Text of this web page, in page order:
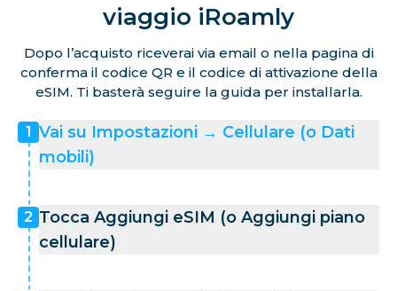
viaggio iRoamly
Dopo l’acquisto riceverai via email o nella pagina di
conferma il codice QR e il codice di attivazione della
eSIM. Ti basterà seguire la guida per installarla.
1 Vai su Impostazioni → Cellulare (o Dati
mobili)
2 Tocca Aggiungi eSIM (o Aggiungi piano
cellulare)